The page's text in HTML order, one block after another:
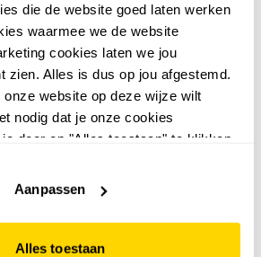
die de website goed laten werken
waarmee we de website
cookies laten we jou
zien. Alles is dus op jou afgestemd.
onze website op deze wijze wilt
nodig dat je onze cookies
door op "Alles toestaan" te klikken.
functioneert.
Aanpassen
Alles toestaan